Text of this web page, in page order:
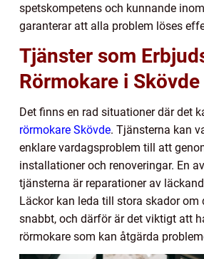
spetskompetens och kunnande
garanterar att alla problem löses
Tjänster som
Rörmokare i Skövde
Det finns en rad situationer där det
rörmokare Skövde. Tjänsterna kan
enklare vardagsproblem till att
installationer och renoveringar. En
tjänsterna är reparationer av
Läckor kan leda till stora skador om
snabbt, och därför är det viktigt att
rörmokare som kan åtgärda